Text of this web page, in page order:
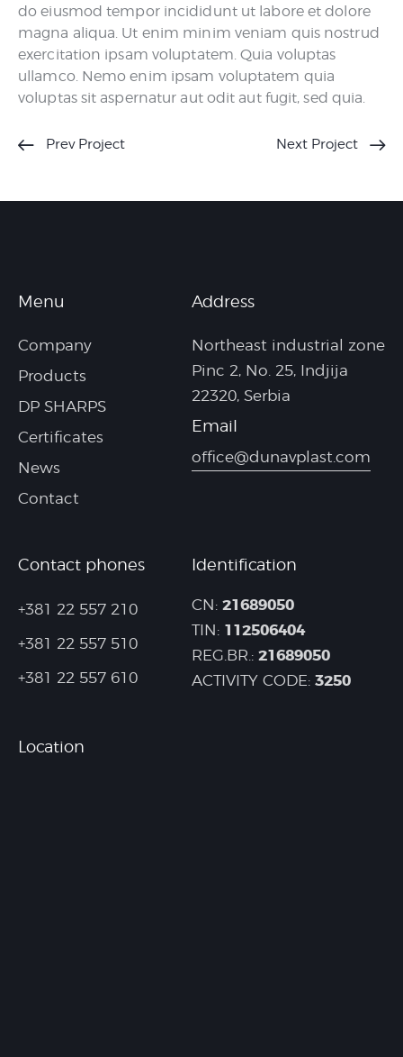
do eiusmod tempor incididunt ut labore et dolore
magna aliqua. Ut enim minim veniam quis nostrud
exercitation ipsam voluptatem. Quia voluptas
ullamco. Nemo enim ipsam voluptatem quia
voluptas sit aspernatur aut odit aut fugit, sed quia.
Prev Project Next Project
Menu
Company
Products
DP SHARPS
Certificates
News
Contact
Address
Northeast industrial zone
Pinc 2, No. 25, Indjija
22320, Serbia
Email
office@dunavplast.com
Contact phones
+381 22 557 210
+381 22 557 510
+381 22 557 610
Identification
CN: 21689050
TIN: 112506404
REG.BR.: 21689050
ACTIVITY CODE: 3250
Location